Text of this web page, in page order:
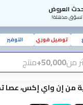
العروض
تسوّق مذهلة!
توصيل فوري التوفير
من50,000+ منتج
من إن واي إكس، عصا